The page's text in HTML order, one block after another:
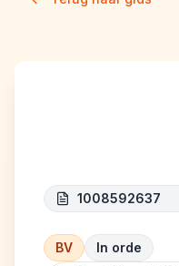
1008592637
BV
In orde